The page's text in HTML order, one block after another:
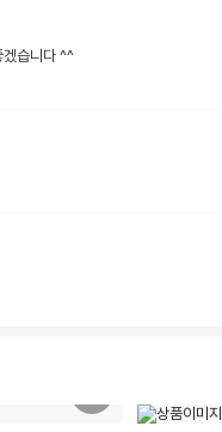
겠습니다 ^^